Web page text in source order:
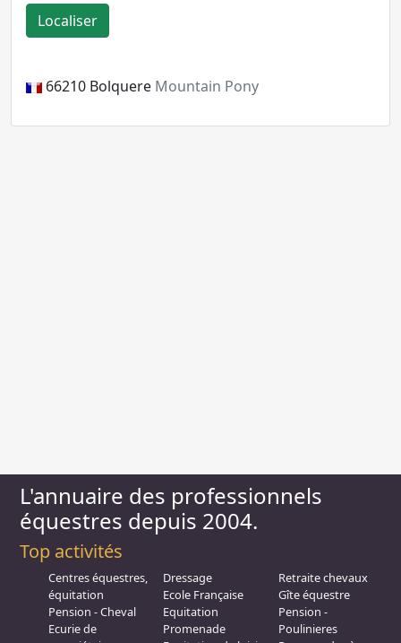
66210 Bolquere Mountain Pony
L'annuaire des professionnels
équestres depuis 2004.
Top activités
Centres équestres,
équitation
Pension - Cheval
Ecurie de
Dressage
Ecole Française
Equitation
Promenade
Retraite chevaux
Gîte équestre
Pension -
Poulinieres